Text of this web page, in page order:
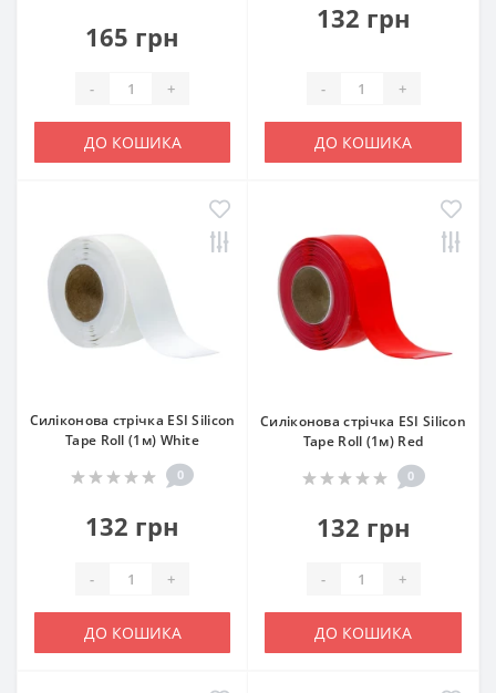
165 грн
- +
ДО КОШИКА
132 грн
- +
ДО КОШИКА
Силіконова стрічка ESI Silicon
Tape Roll (1м) White
0
132 грн
- +
ДО КОШИКА
Силіконова стрічка ESI Silicon
Tape Roll (1м) Red
0
132 грн
- +
ДО КОШИКА